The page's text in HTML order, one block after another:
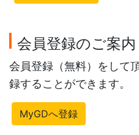
会員登録のご案内
会員登録（無料）をして
録することができます。
MyGDへ登録